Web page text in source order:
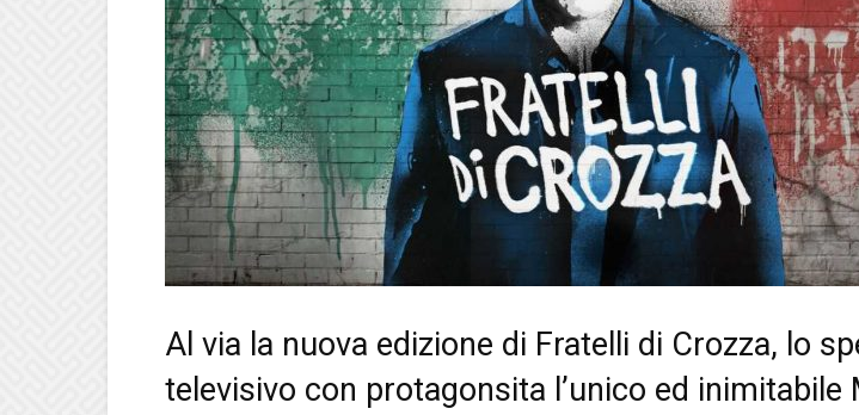
Al via la nuova edizione di Fratelli di Crozza, lo
televisivo con protagonsita l’unico ed inimitabile